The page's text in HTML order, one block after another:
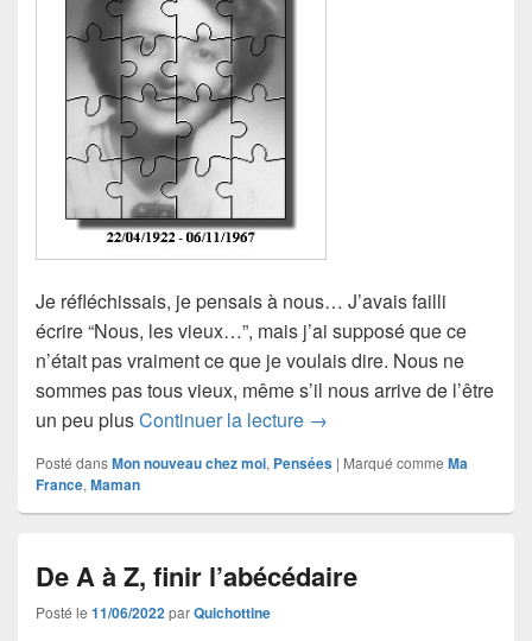
Je réfléchissais, je pensais à nous… J’avais failli
écrire “Nous, les vieux…”, mais j’ai supposé que ce
n’était pas vraiment ce que je voulais dire. Nous ne
sommes pas tous vieux, même s’il nous arrive de l’être
un peu plusContinuer la lecture Nous, les « anciens »
→
Posté dansMon nouveau chez moi, Pensées | Marqué comme Ma
France, Maman
De A à Z, finir l’abécédaire
Posté le 11/06/2022parQuichottine